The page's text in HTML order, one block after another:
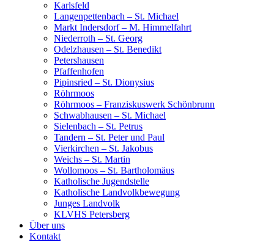
Karlsfeld
Langenpettenbach – St. Michael
Markt Indersdorf – M. Himmelfahrt
Niederroth – St. Georg
Odelzhausen – St. Benedikt
Petershausen
Pfaffenhofen
Pipinsried – St. Dionysius
Röhrmoos
Röhrmoos – Franziskuswerk Schönbrunn
Schwabhausen – St. Michael
Sielenbach – St. Petrus
Tandern – St. Peter und Paul
Vierkirchen – St. Jakobus
Weichs – St. Martin
Wollomoos – St. Bartholomäus
Katholische Jugendstelle
Katholische Landvolkbewegung
Junges Landvolk
KLVHS Petersberg
Über uns
Kontakt